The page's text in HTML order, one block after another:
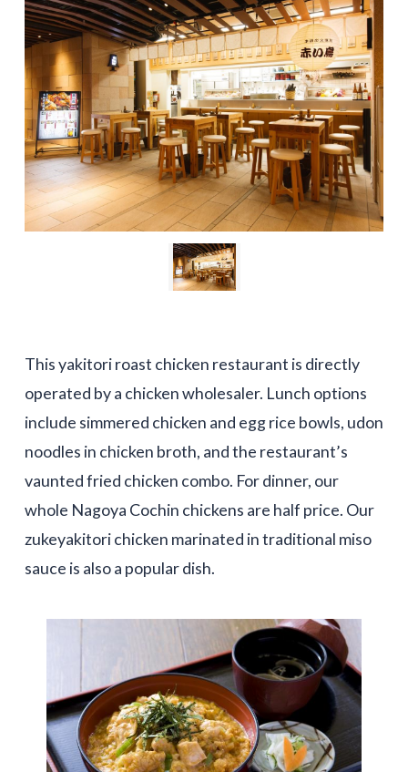
This yakitori roast chicken restaurant is directly
operated by a chicken wholesaler. Lunch options
include simmered chicken and egg rice bowls, udon
noodles in chicken broth, and the restaurant’s
vaunted fried chicken combo. For dinner, our
whole Nagoya Cochin chickens are half price. Our
zukeyakitori chicken marinated in traditional miso
sauce is also a popular dish.